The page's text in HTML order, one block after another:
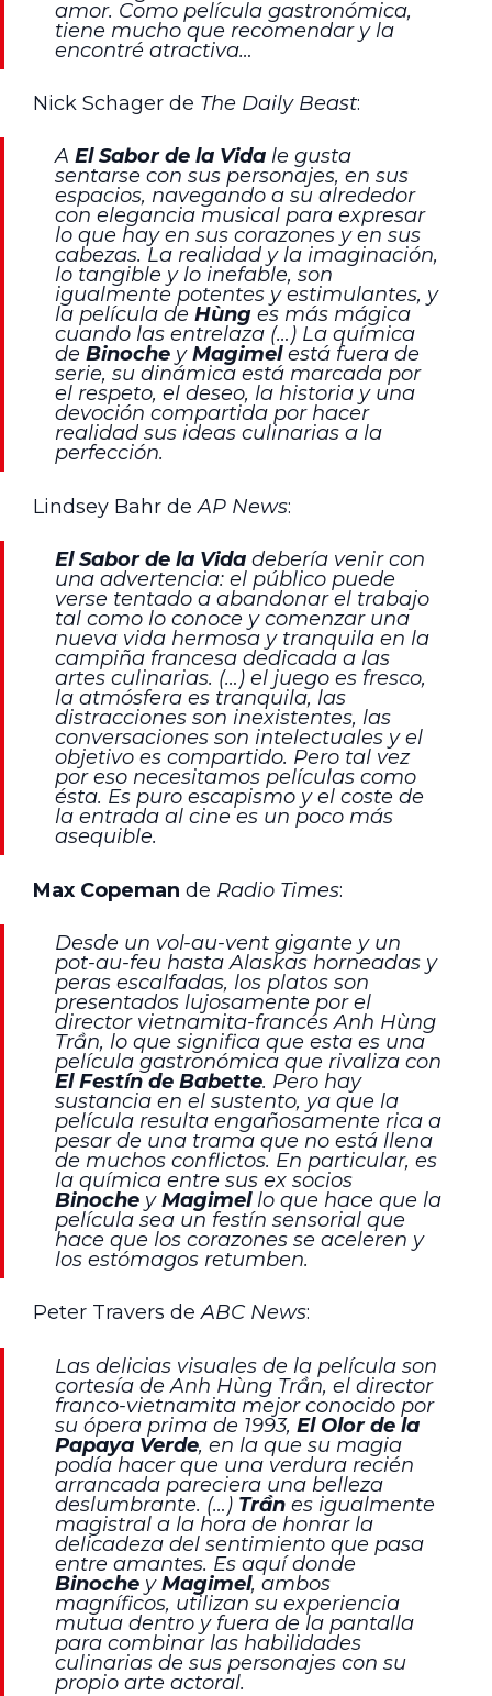
amor. Como película gastronómica,
tiene mucho que recomendar y la
encontré atractiva…
Nick Schager de The Daily Beast:
A El Sabor de la Vida le gusta
sentarse con sus personajes, en sus
espacios, navegando a su alrededor
con elegancia musical para expresar
lo que hay en sus corazones y en sus
cabezas. La realidad y la imaginación,
lo tangible y lo inefable, son
igualmente potentes y estimulantes, y
la película de Hùng es más mágica
cuando las entrelaza (…) La química
de Binoche yMagimelestá fuera de
serie, su dinámica está marcada por
el respeto, el deseo, la historia y una
devoción compartida por hacer
realidad sus ideas culinarias a la
perfección.
Lindsey Bahr deAP News:
El Sabor de la Vida debería venir con
una advertencia: el público puede
verse tentado a abandonar el trabajo
tal como lo conoce y comenzar una
nueva vida hermosa y tranquila en la
campiña francesa dedicada a las
artes culinarias. (…) el juego es fresco,
la atmósfera es tranquila, las
distracciones son inexistentes, las
conversaciones son intelectuales y el
objetivo es compartido. Pero tal vez
por eso necesitamos películas como
ésta. Es puro escapismo y el coste de
la entrada al cine es un poco más
asequible.
Max Copeman de Radio Times:
Desde un vol-au-vent gigante y un
pot-au-feu hasta Alaskas horneadas y
peras escalfadas, los platos son
presentados lujosamente por el
director vietnamita-francés Anh Hùng
Trần, lo que significa que esta es una
película gastronómica que rivaliza con
El Festín de Babette. Pero hay
sustancia en el sustento, ya que la
película resulta engañosamente rica a
pesar de una trama que no está llena
de muchos conflictos. En particular, es
la química entre sus ex socios
Binoche yMagimello que hace que la
película sea un festín sensorial que
hace que los corazones se aceleren y
los estómagos retumben.
Peter Travers deABC News:
Las delicias visuales de la película son
cortesía de Anh Hùng Trần, el director
franco-vietnamita mejor conocido por
su ópera prima de 1993, El Olor de la
Papaya Verde, en la que su magia
podía hacer que una verdura recién
arrancada pareciera una belleza
deslumbrante. (…) Trần es igualmente
magistral a la hora de honrar la
delicadeza del sentimiento que pasa
entre amantes. Es aquí donde
Binoche yMagimel, ambos
magníficos, utilizan su experiencia
mutua dentro y fuera de la pantalla
para combinar las habilidades
culinarias de sus personajes con su
propio arte actoral.